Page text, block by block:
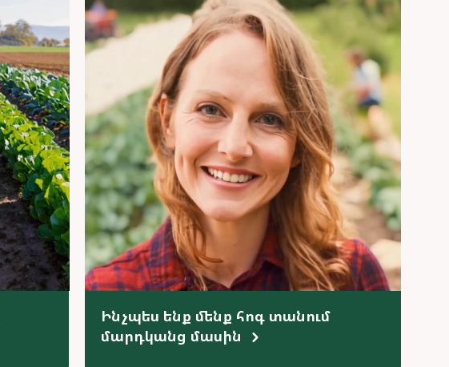
Ինչպես ենք մենք հոգ տանում
մարդկանց մասին